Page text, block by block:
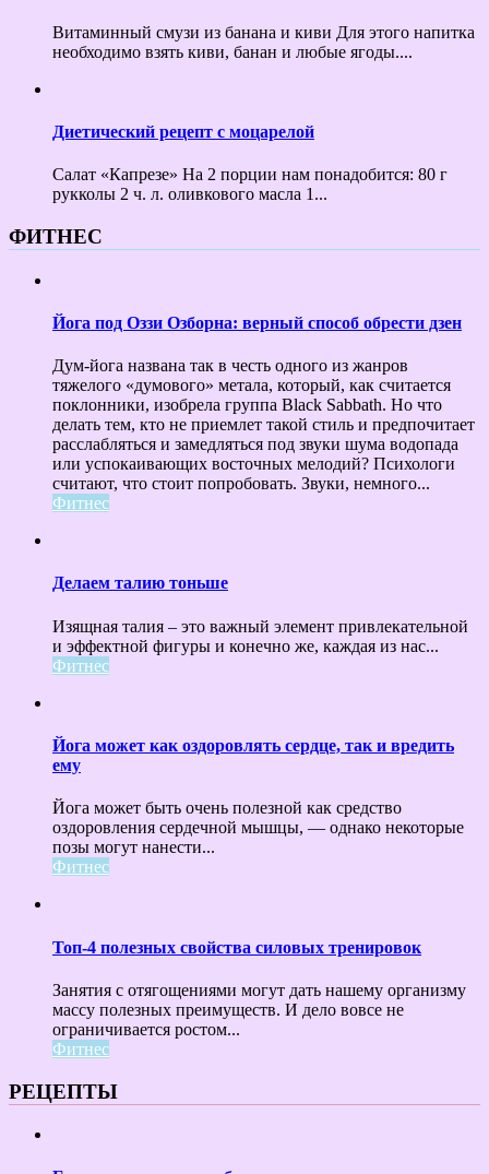
Витаминный смузи из банана и киви Для этого напитка
необходимо взять киви, банан и любые ягоды....
Диетический рецепт с моцарелой
Салат «Капрезе» На 2 порции нам понадобится: 80 г
рукколы 2 ч. л. оливкового масла 1...
ФИТНЕС
Йога под Оззи Озборна: верный способ обрести дзен
Дум-йога названа так в честь одного из жанров
тяжелого «думового» метала, который, как считается
поклонники, изобрела группа Black Sabbath. Но что
делать тем, кто не приемлет такой стиль и предпочитает
расслабляться и замедляться под звуки шума водопада
или успокаивающих восточных мелодий? Психологи
считают, что стоит попробовать. Звуки, немного...
Фитнес
Делаем талию тоньше
Изящная талия – это важный элемент привлекательной
и эффектной фигуры и конечно же, каждая из нас...
Фитнес
Йога может как оздоровлять сердце, так и вредить
ему
Йога может быть очень полезной как средство
оздоровления сердечной мышцы, — однако некоторые
позы могут нанести...
Фитнес
Топ-4 полезных свойства силовых тренировок
Занятия с отягощениями могут дать нашему организму
массу полезных преимуществ. И дело вовсе не
ограничивается ростом...
Фитнес
РЕЦЕПТЫ